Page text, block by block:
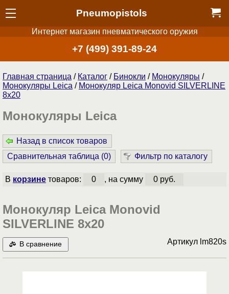
Pneumopistols
Интернет магазин пневматического оружия
+7 (499) 391-89-24
Главная страница / Каталог / Бинокли / Монокуляры /
Монокуляры Leica / Монокуляр Leica Monovid SILVERLINE
8x20
Монокуляры Leica
Назад в список товаров
Сравнительная таблица (0) Фильтр по каталогу
В корзинетоваров: 0 , на сумму 0 руб.
Монокуляр Leica Monovid
SILVERLINE 8x20
В сравнение Артикул lm820s